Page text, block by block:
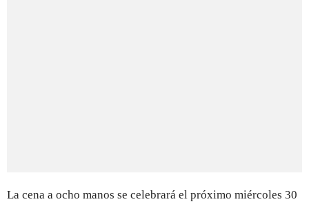
La cena a ocho manos se celebrará el próximo miércoles 30